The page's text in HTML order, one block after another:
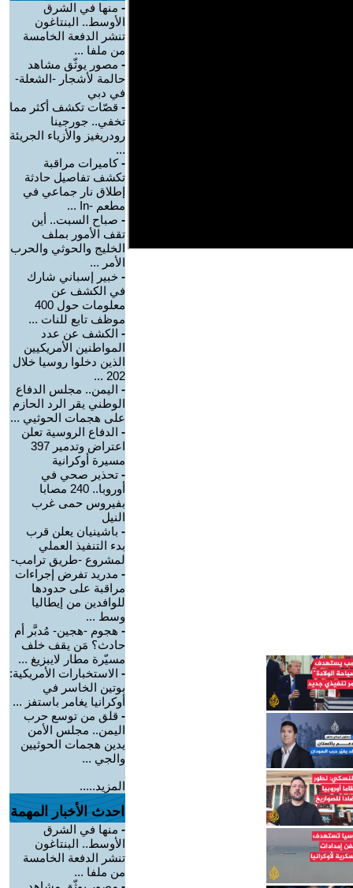
- منها في الشرق
الأوسط.. البنتاغون
تنشر الدفعة الخامسة
من ملفا ...
- مصور يوثّق مشاهد
حالمة لأشجار -الشعلة-
في دبي
- قصّات تكشف أكثر مما
تخفي.. جورجينا
رودريغيز والأزياء الجريئة
...
-كاميرات مراقبة
تكشف تفاصيل حادثة
إطلاق نار جماعي في
مطعم -In ...
- صباح السبت.. أين
تقف الأمور بملف
الخليج والحوثي والحرب
الأمر ...
- خبير إسباني شارك
في الكشف عن
معلومات حول 400
موظف تابع للنات ...
- الكشف عن عدد
المواطنين الأمريكيين
الذين دخلوا روسيا خلال
202 ...
- اليمن.. مجلس الدفاع
الوطني يقر الرد الحازم
على هجمات الحوثيي ...
- الدفاع الروسية تعلن
اعتراض وتدمير 397
مسيرة أوكرانية
- تحذير صحي في
أوروبا.. 240 مصابا
بفيروس حمى غرب
النيل
- باشينيان يعلن قرب
بدء التنفيذ العملي
لمشروع -طريق ترامب-
- مدريد تفرض إجراءات
مراقبة على حدودها
للوافدين من إيطاليا
وسط ...
- هجوم -هجين- مُدبَّر أم
حادث؟ مَن يقف خلف
مسيّرة مطار لايبزيغ ...
- الاستخبارات الأمريكية:
بوتين الخاسر في
أوكرانيا يغامر باستفز ...
- قلق من توسع حرب
اليمن.. مجلس الأمن
يدين هجمات الحوثيين
والجي ...
المزيد.....
احدث الأخبار المهمة
- منها في الشرق
الأوسط.. البنتاغون
تنشر الدفعة الخامسة
من ملفا ...